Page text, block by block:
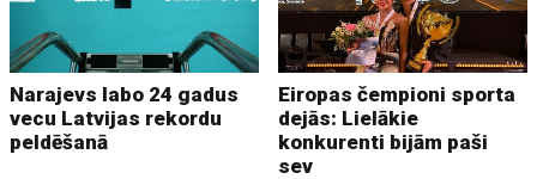
Narajevs labo 24 gadus
vecu Latvijas rekordu
peldēšanā
Eiropas čempioni sporta
dejās: Lielākie
konkurenti bijām paši
sev